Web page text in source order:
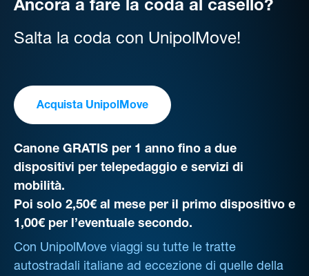
Ancora a fare la coda al casello?
Salta la coda con UnipolMove!
Acquista UnipolMove
Canone GRATIS per 1 anno fino a due
dispositivi per telepedaggio e servizi di
mobilità.
Poi solo 2,50€ al mese per il primo dispositivo e
1,00€ per l’eventuale secondo.
Con UnipolMove viaggi su tutte le tratte
autostradali italiane ad eccezione di quelle della